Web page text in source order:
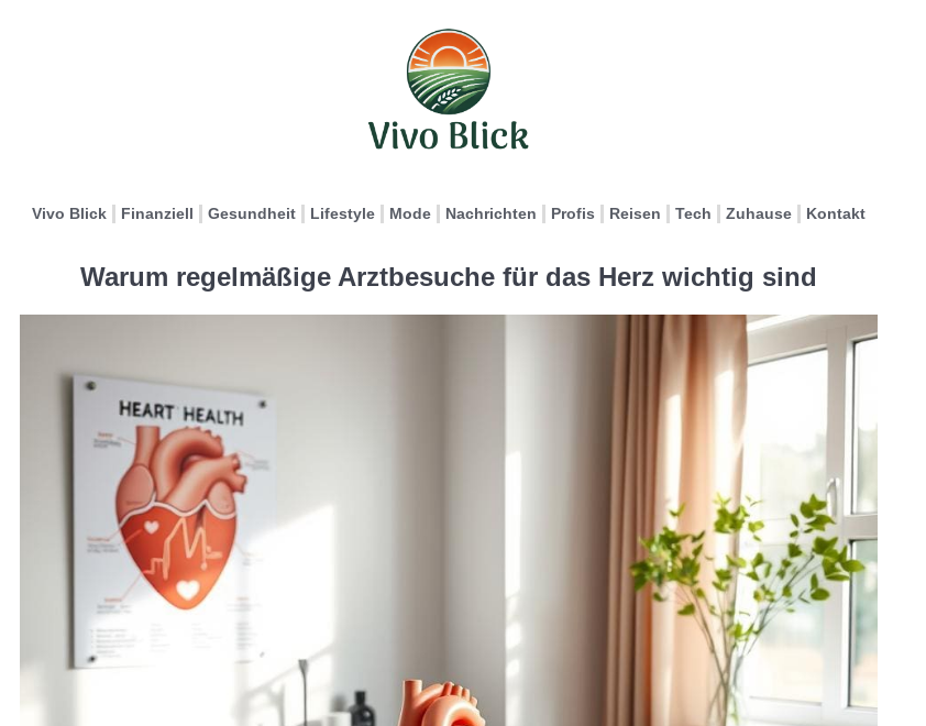
Vivo Blick Finanziell Gesundheit Lifestyle Mode Nachrichten Profis Reisen Tech Zuhause Kontakt
Warum regelmäßige Arztbesuche für das Herz wichtig sind